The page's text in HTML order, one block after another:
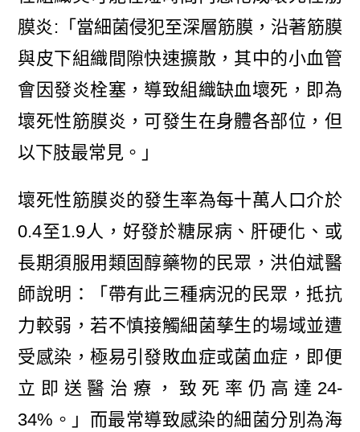
膜炎:「當細菌侵犯至深層筋膜，沿著筋膜
與皮下組織間隙快速擴散，其中的小血管
會因發炎栓塞，導致組織缺血壞死，即為
壞死性筋膜炎，可發生在身體各部位，但
以下肢最常見。」
壞死性筋膜炎的發生率為每十萬人口介於
0.4至1.9人，好發於糖尿病、肝硬化、或
長期須服用類固醇藥物的民眾，洪伯斌醫
師說明：「帶有此三種病況的民眾，抵抗
力較弱，若不慎接觸細菌孳生的場域並遭
受感染，極易引發敗血症或菌血症，即便
立即送醫治療，致死率仍高達24-
34%。」而最常導致感染的細菌分別為海